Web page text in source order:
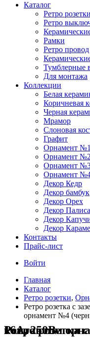
Каталог
Ретро розетки
Ретро
Рамки
Ретро провод
Тумблерные
Для монтажа
Коллекции
Белая
Коричневая
Черная
Мрамор
Слоновая
Графит
Орнамент
Орнамент
Орнамент
Орнамент
Декор Кедр
Декор бамбук
Декор Орех
Декор
Декор
Декор
Контакты
Прайс-лист
Войти
Главная
Каталог
Ретро розетки,
Ретро розетка с
орнамент №4
Ретро розетка с заземляющим контактом орнамент №4 (черный), 16А, 250В